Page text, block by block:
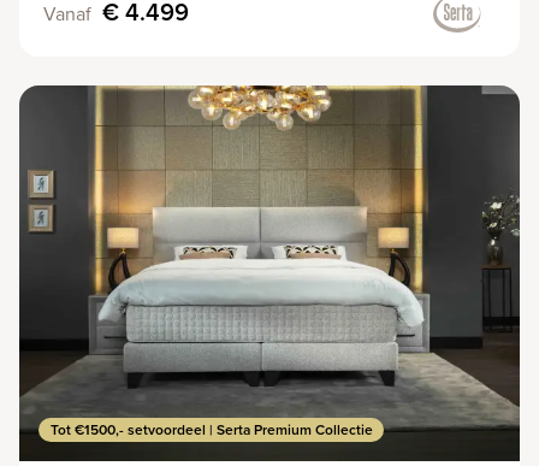
Vanaf € 4.499
Tot €1500,- setvoordeel | Serta Premium Collectie